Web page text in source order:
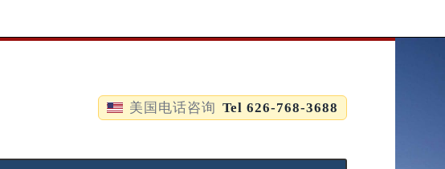
美国电话咨询 Tel 626-768-3688